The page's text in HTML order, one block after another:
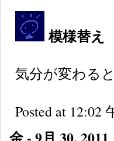
模様替え
気分が変わる
Posted at 12:02